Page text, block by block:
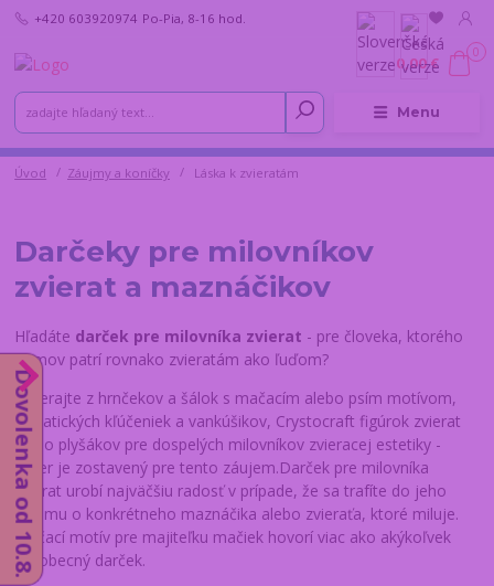
Menu
+420 603920974 Po-Pia, 8-16 hod.
0
0,00 €
Úvod Záujmy a koníčky Láska k zvieratám
Darčeky pre milovníkov
zvierat a maznáčikov
Hľadáte darček pre milovníka zvierat - pre človeka, ktorého
domov patrí rovnako zvieratám ako ľuďom?
Vyberajte z hrnčekov a šálok s mačacím alebo psím motívom,
tematických kľúčeniek a vankúšikov, Crystocraft figúrok zvierat
alebo plyšákov pre dospelých milovníkov zvieracej estetiky -
výber je zostavený pre tento záujem.Darček pre milovníka
zvierat urobí najväčšiu radosť v prípade, že sa trafíte do jeho
záujmu o konkrétneho maznáčika alebo zvieraťa, ktoré miluje.
Mačací motív pre majiteľku mačiek hovorí viac ako akýkoľvek
všeobecný darček.
Dovolenka od 10.8.